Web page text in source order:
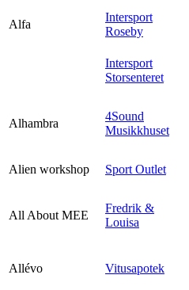
Alfa
Intersport
Roseby
Intersport
Storsenteret
Alhambra
4Sound
Musikkhuset
Alien workshop
Sport Outlet
All About MEE
Fredrik &
Louisa
Allévo Vitusapotek